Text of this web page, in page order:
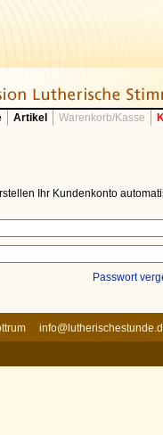
Artikel Warenkorb/Kasse
Ihr Kundenkonto
Passwort